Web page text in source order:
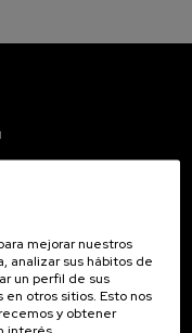
mejorar nuestros
analizar sus hábitos de
un perfil de sus
otros sitios. Esto nos
y obtener